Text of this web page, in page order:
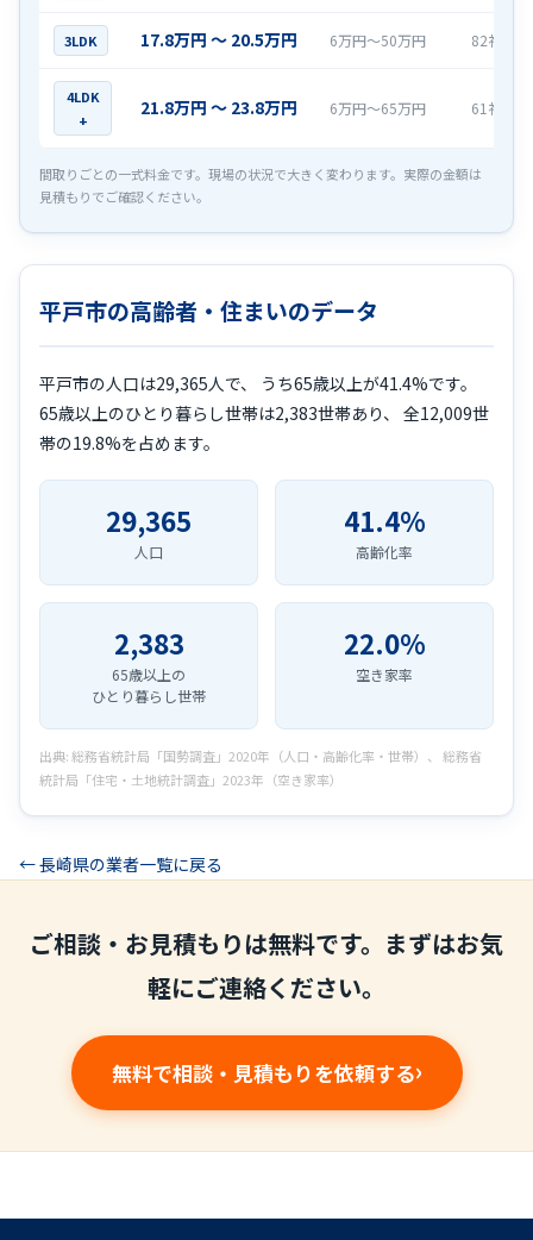
3LDK 17.8万円 〜 20.5万円 6万円〜50万円 82社
4LDK
+
21.8万円 〜 23.8万円 6万円〜65万円 61社
間取りごとの一式料金です。現場の状況で大きく変わります。実際の金額は
見積もりでご確認ください。
平戸市の高齢者・住まいのデータ
平戸市の人口は29,365人で、 うち65歳以上が41.4%です。
65歳以上のひとり暮らし世帯は2,383世帯あり、 全12,009世
帯の19.8%を占めます。
29,365
人口
41.4%
高齢化率
2,383
65歳以上の
ひとり暮らし世帯
22.0%
空き家率
出典: 総務省統計局「国勢調査」2020年（人口・高齢化率・世帯）、 総務省
統計局「住宅・土地統計調査」2023年（空き家率）
← 長崎県の業者一覧に戻る
ご相談・お見積もりは無料です。まずはお気
軽にご連絡ください。
無料で相談・見積もりを依頼する